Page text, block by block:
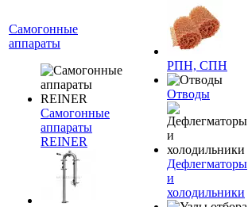
Самогонные
аппараты
Самогонные
аппараты
REINER
РПН, СПН
Отводы
Дефлегматоры
и
холодильники